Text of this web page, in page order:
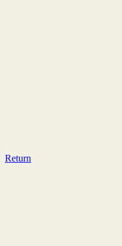
Return